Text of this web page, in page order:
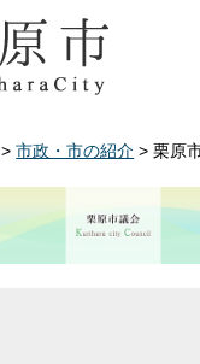
>市政・市の紹介 > 栗原